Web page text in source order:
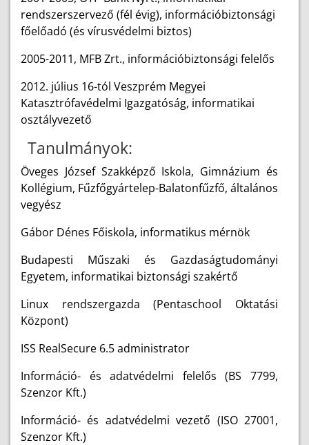
rendszerszervező (fél évig), információbiztonsági
főelőadó (és vírusvédelmi biztos)
2005-2011, MFB Zrt., információbiztonsági felelős
2012. július 16-tól Veszprém Megyei
Katasztrófavédelmi Igazgatóság, informatikai
osztályvezető
Tanulmányok:
Öveges József Szakképző Iskola, Gimnázium és
Kollégium, Fűzfőgyártelep-Balatonfűzfő, általános
vegyész
Gábor Dénes Főiskola, informatikus mérnök
Budapesti Műszaki és Gazdaságtudományi
Egyetem, informatikai biztonsági szakértő
Linux rendszergazda (Pentaschool Oktatási
Központ)
ISS RealSecure 6.5 administrator
Információ- és adatvédelmi felelős (BS 7799,
Szenzor Kft.)
Információ- és adatvédelmi vezető (ISO 27001,
Szenzor Kft.)